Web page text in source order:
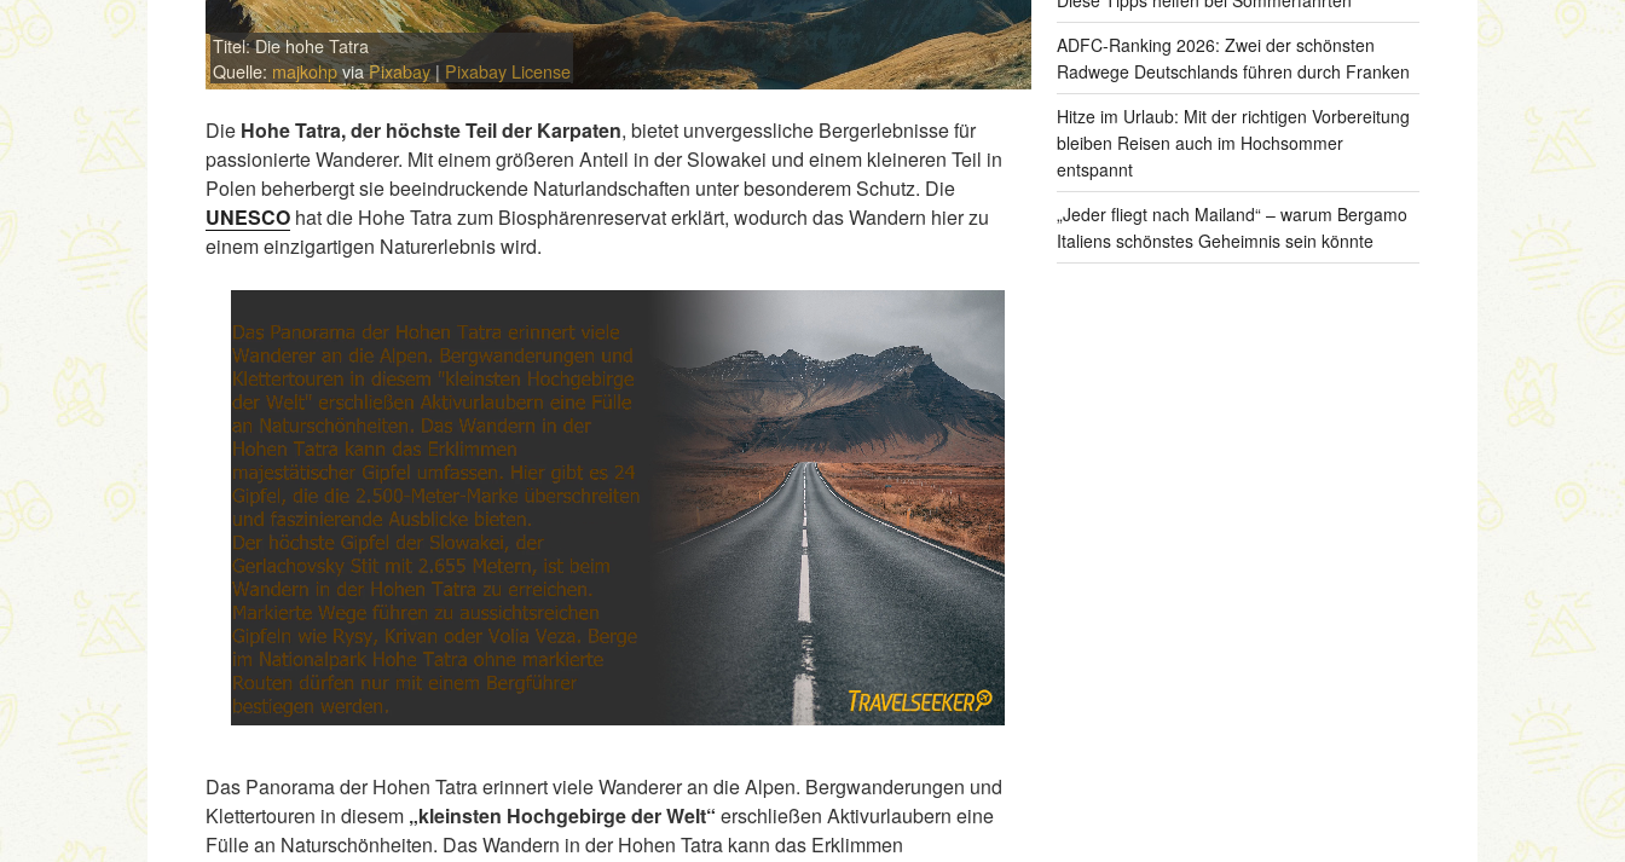
Titel: Die hohe Tatra
Quelle: majkohpviaPixabay| Pixabay License
Die Hohe Tatra, der höchste Teil der Karpaten, bietet unvergessliche Bergerlebnisse für
passionierte Wanderer. Mit einem größeren Anteil in der Slowakei und einem kleineren Teil in
Polen beherbergt sie beeindruckende Naturlandschaften unter besonderem Schutz. Die
UNESCO hat die Hohe Tatra zum Biosphärenreservat erklärt, wodurch das Wandern hier zu
einem einzigartigen Naturerlebnis wird.
Das Panorama der Hohen Tatra erinnert viele Wanderer an die Alpen. Bergwanderungen und
Klettertouren in diesem „kleinsten Hochgebirge der Welt“ erschließen Aktivurlaubern eine
Fülle an Naturschönheiten. Das Wandern in der Hohen Tatra kann das Erklimmen
ADFC-Ranking 2026: Zwei der schönsten
Radwege Deutschlands führen durch Franken
Hitze im Urlaub: Mit der richtigen Vorbereitung
bleiben Reisen auch im Hochsommer
entspannt
„Jeder fliegt nach Mailand“ – warum Bergamo
Italiens schönstes Geheimnis sein könnte